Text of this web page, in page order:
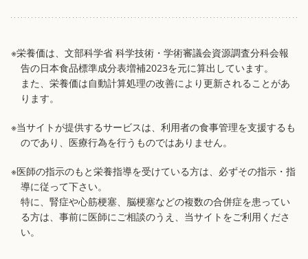
※栄養価は、文部科学省 科学技術・学術審議会資源調査分科会報
告の日本食品標準成分表増補2023を元に算出しています。
また、栄養価は自動計算処理の改善により更新されることがあ
ります。
※当サイトが提供するサービスは、利用者の食事管理を支援するも
のであり、医療行為を行うものではありません。
※医師の指示のもと栄養指導を受けている方は、必ずその指示・指
導に従って下さい。
特に、腎症や心筋梗塞、脳梗塞などの複数の合併症を患ってい
る方は、事前に医師にご相談のうえ、当サイトをご利用くださ
い。